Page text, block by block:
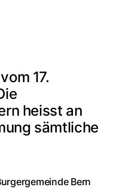
17.
heisst an
sämtliche
Bern